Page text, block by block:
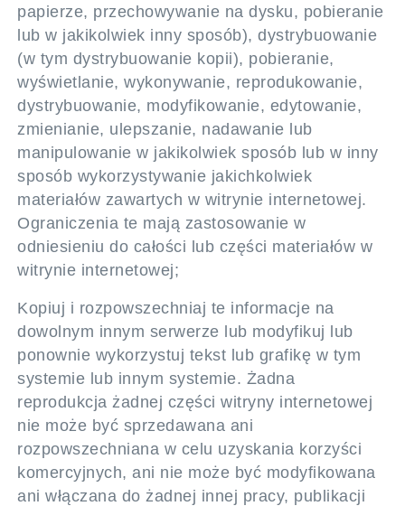
papierze, przechowywanie na dysku, pobieranie
lub w jakikolwiek inny sposób), dystrybuowanie
(w tym dystrybuowanie kopii), pobieranie,
wyświetlanie, wykonywanie, reprodukowanie,
dystrybuowanie, modyfikowanie, edytowanie,
zmienianie, ulepszanie, nadawanie lub
manipulowanie w jakikolwiek sposób lub w inny
sposób wykorzystywanie jakichkolwiek
materiałów zawartych w witrynie internetowej.
Ograniczenia te mają zastosowanie w
odniesieniu do całości lub części materiałów w
witrynie internetowej;
Kopiuj i rozpowszechniaj te informacje na
dowolnym innym serwerze lub modyfikuj lub
ponownie wykorzystuj tekst lub grafikę w tym
systemie lub innym systemie. Żadna
reprodukcja żadnej części witryny internetowej
nie może być sprzedawana ani
rozpowszechniana w celu uzyskania korzyści
komercyjnych, ani nie może być modyfikowana
ani włączana do żadnej innej pracy, publikacji